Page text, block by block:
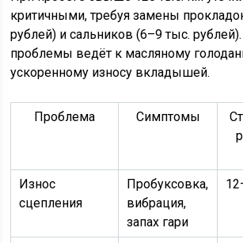
критичными, требуя замены
рублей) и сальников (6–9 тыс.
проблемы ведёт к масляному
ускоренному износу вкладышей.
Проблема Симптомы
Износ
сцепления
Пробуксовка,
вибрация,
запах гари